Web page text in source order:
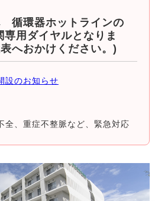
循環器ホットラインの
用ダイヤルとなりま
へおかけください。)
設のお知らせ
全、重症不整脈など、緊急対応
ながります。
治療につきましては、日本心血
療学会認定の専門医が実施致し